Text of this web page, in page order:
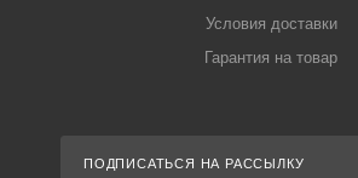
Условия доставки
Гарантия на товар
ПОДПИСАТЬСЯ НА РАССЫЛКУ